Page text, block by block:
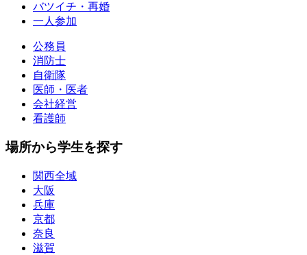
バツイチ・再婚
一人参加
公務員
消防士
自衛隊
医師・医者
会社経営
看護師
場所から学生を探す
関西全域
大阪
兵庫
京都
奈良
滋賀